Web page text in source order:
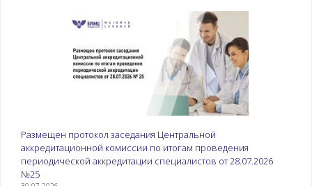
Размещен протокол заседания Центральной
аккредитационной комиссии по итогам проведения
периодической аккредитации специалистов от 28.07.2026
№25